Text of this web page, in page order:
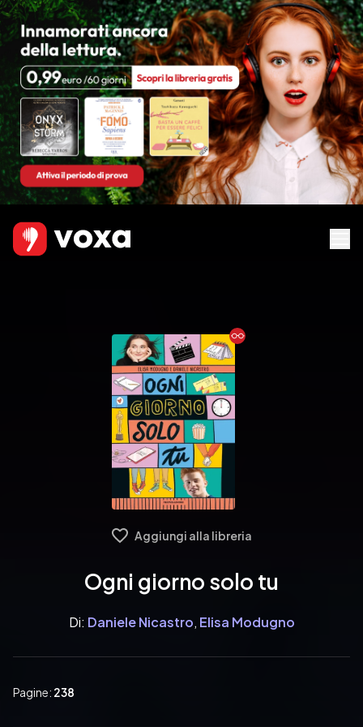
Ebook
Aggiungi alla libreria
Ogni giorno solo tu
Di: Daniele Nicastro, Elisa Modugno
Pagine: 238